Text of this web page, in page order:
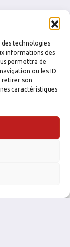
technologies
informations des
permettra de
ou les ID
retirer son
caractéristiques